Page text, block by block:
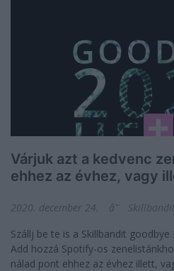
Várjuk azt a kedvenc
ehhez az évhez, vagy
2020. december 24.
Szállj be te is a Skillbandit
Add hozzá Spotify-os
nálad pont ehhez az évhez illett,